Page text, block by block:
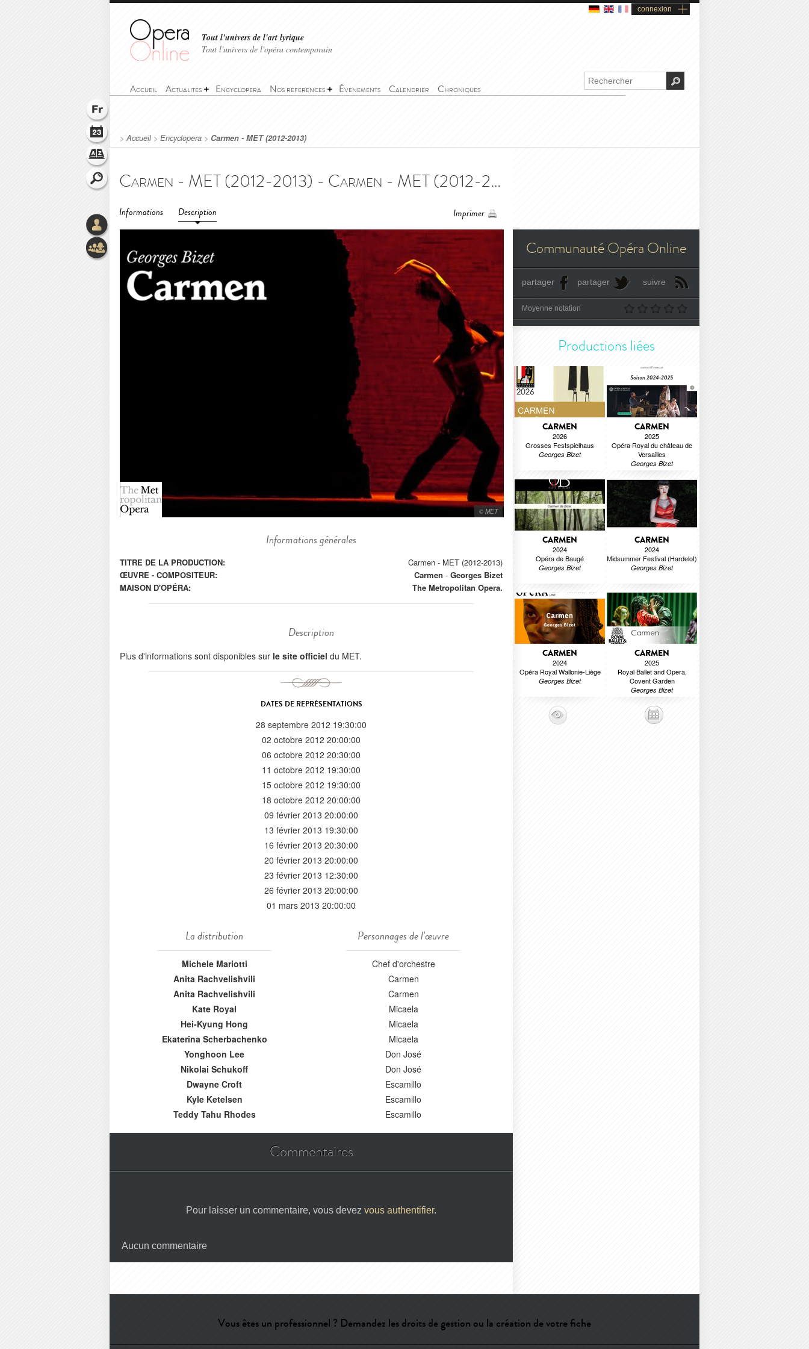
connexion
Tout l'univers de l'art lyrique
Tout l'univers de l'opéra contemporain
Accueil Actualités Encyclopera Nos références Événements Calendrier Chroniques
>Accueil> Encyclopera > Carmen - MET (2012-2013)
Carmen - MET (2012-2013) - Carmen - MET (2012-2013)
Informations Description Imprimer
© MET
Informations générales
TITRE DE LA PRODUCTION:
Carmen - MET (2012-2013)
ŒUVRE - COMPOSITEUR:
Carmen - Georges Bizet
MAISON D'OPÉRA:
The Metropolitan Opera.
Description
Plus d'informations sont disponibles sur le site officiel du MET.
DATES DE REPRÉSENTATIONS
28 septembre 2012 19:30:00
02 octobre 2012 20:00:00
06 octobre 2012 20:30:00
11 octobre 2012 19:30:00
15 octobre 2012 19:30:00
18 octobre 2012 20:00:00
09 février 2013 20:00:00
13 février 2013 19:30:00
16 février 2013 20:30:00
20 février 2013 20:00:00
23 février 2013 12:30:00
26 février 2013 20:00:00
01 mars 2013 20:00:00
La distribution
Michele Mariotti
Anita Rachvelishvili
Anita Rachvelishvili
Kate Royal
Hei-Kyung Hong
Ekaterina Scherbachenko
Yonghoon Lee
Nikolai Schukoff
Dwayne Croft
Kyle Ketelsen
Teddy Tahu Rhodes
Personnages de l'œuvre
Chef d'orchestre
Carmen
Carmen
Micaela
Micaela
Micaela
Don José
Don José
Escamillo
Escamillo
Escamillo
Commentaires
Pour laisser un commentaire, vous devez vous authentifier.
Aucun commentaire
Communauté Opéra Online
partager partager suivre
Moyenne notation
Productions liées
CARMEN
2026
Grosses Festspielhaus
Georges Bizet
CARMEN
2025
Opéra Royal du château de
Versailles
Georges Bizet
CARMEN
2024
Opéra de Baugé
Georges Bizet
CARMEN
2024
Midsummer Festival (Hardelot)
Georges Bizet
CARMEN
2024
Opéra Royal Wallonie-Liège
Georges Bizet
CARMEN
2025
Royal Ballet and Opera,
Covent Garden
Georges Bizet
Vous êtes un professionnel ? Demandez les droits de gestion ou la création de votre fiche